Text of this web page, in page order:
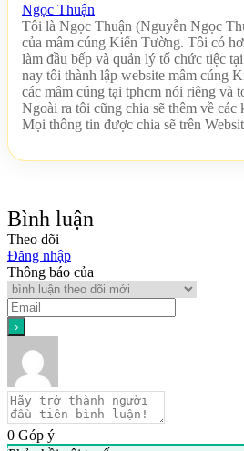
Ngọc Thuận
Tôi là Ngọc Thuận (Nguyễn Ngọc
của mâm cúng Kiến Tường. Tôi có
làm đầu bếp và quản lý tổ chức tiệc
nay tôi thành lập website mâm cúng
các mâm cúng tại tphcm nói riêng và
Ngoài ra tôi cũng chia sẽ thêm về các
Mọi thông tin được chia sẽ trên
Bình luận
Theo dõi
Đăng nhập
Thông báo của
0 Góp ý